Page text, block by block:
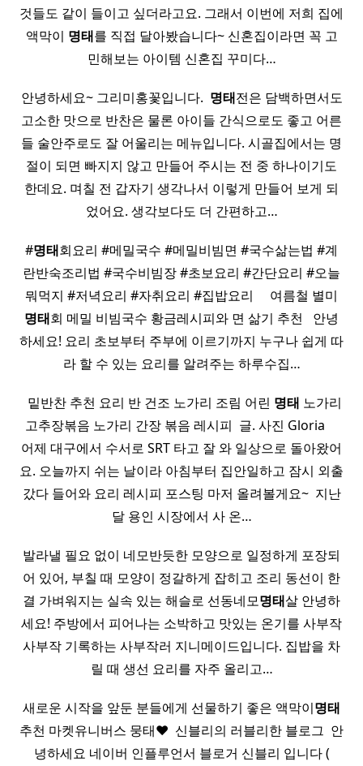
것들도 같이 들이고 싶더라고요. 그래서 이번에 저희 집에
액막이 명태를 직접 달아봤습니다~ 신혼집이라면 꼭 고
민해보는 아이템 신혼집 꾸미다…
안녕하세요~ 그리미홍꽃입니다. ​ 명태전은 담백하면서도
고소한 맛으로 반찬은 물론 아이들 간식으로도 좋고 어른
들 술안주로도 잘 어울리는 메뉴입니다. 시골집에서는 명
절이 되면 빠지지 않고 만들어 주시는 전 중 하나이기도
한데요. 며칠 전 갑자기 생각나서 이렇게 만들어 보게 되
었어요. 생각보다도 더 간편하고…
#명태회요리 #메밀국수 #메밀비빔면 #국수삶는법 #계
란반숙조리법 #국수비빔장 #초보요리 #간단요리 #오늘
뭐먹지 #저녁요리 #자취요리 #집밥요리 ​ ​ ​ ​ 여름철 별미
명태회 메밀 비빔국수 황금레시피와 면 삶기 추천 ​ ​ 안녕
하세요! 요리 초보부터 주부에 이르기까지 누구나 쉽게 따
라 할 수 있는 요리를 알려주는 하루수집…
​ ​ 밑반찬 추천 요리 반 건조 노가리 조림 어린 명태 노가리
고추장볶음 노가리 간장 볶음 레시피 ​ 글. 사진 Gloria ​ ​ ​ ​
어제 대구에서 수서로 SRT 타고 잘 와 일상으로 돌아왔어
요. 오늘까지 쉬는 날이라 아침부터 집안일하고 잠시 외출
갔다 들어와 요리 레시피 포스팅 마저 올려볼게요~ ​ 지난
달 용인 시장에서 사 온…
발라낼 필요 없이 네모반듯한 모양으로 일정하게 포장되
어 있어, 부칠 때 모양이 정갈하게 잡히고 조리 동선이 한
결 가벼워지는 실속 있는 해슬로 선동네모명태살 안녕하
세요! 주방에서 피어나는 소박하고 맛있는 온기를 사부작
사부작 기록하는 사부작러 지니메이드입니다. 집밥을 차
릴 때 생선 요리를 자주 올리고…
새로운 시작을 앞둔 분들에게 선물하기 좋은 액막이명태
추천 마켓유니버스 뭉태♥ ​ 신블리의 러블리한 블로그 ​ 안
녕하세요 네이버 인플루언서 블로거 신블리 입니다 (